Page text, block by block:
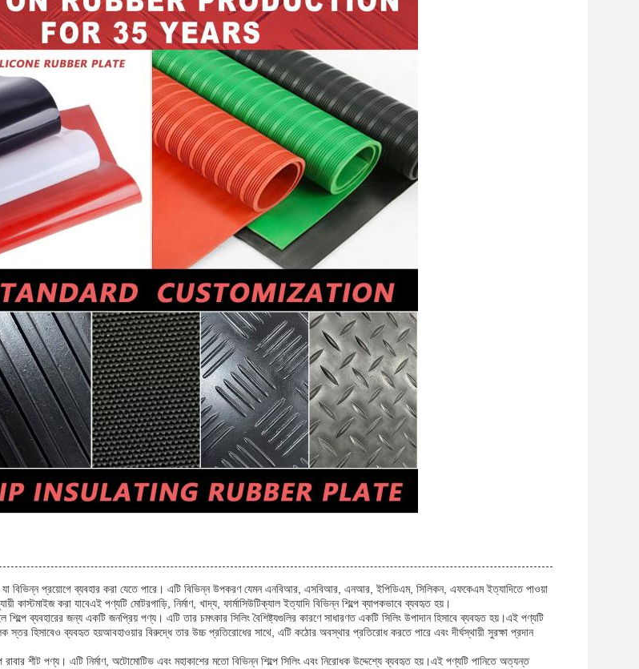
যা বিভিন্ন প্রয়োগে ব্যবহার করা যেতে পারে। এটি বিভিন্ন উপকরণ যেমন এনবিআর, এসবিআর, এনআর, ইপিডিএম, সিলিকন, এফকেএম ইত্যাদিতে পাওয়া
কাস্টমাইজ করা যাবেএই পণ্যটি মোটরগাড়ি, নির্মাণ, খাদ্য, ফার্মাসিউটিক্যাল ইত্যাদি বিভিন্ন শিল্পে ব্যাপকভাবে ব্যবহৃত হয়।
শিল্পে ব্যবহারের জন্য একটি জনপ্রিয় পণ্য। এটি তার চমৎকার সিলিং বৈশিষ্ট্যগুলির কারণে সাধারণত একটি সিলিং উপাদান হিসাবে ব্যবহৃত হয়।এই পণ্যটি
স্তর হিসাবেও ব্যবহৃত হয়আবহাওয়ার বিরুদ্ধে তার উচ্চ প্রতিরোধের সাথে, এটি কঠোর অবস্থার প্রতিরোধ করতে পারে এবং দীর্ঘস্থায়ী সুরক্ষা প্রদান
রাবার শীট পণ্য। এটি নির্মাণ, অটোমোটিভ এবং মহাকাশের মতো বিভিন্ন শিল্পে সিলিং এবং নিরোধক উদ্দেশ্যে ব্যবহৃত হয়।এই পণ্যটি পানিতে অত্যন্ত